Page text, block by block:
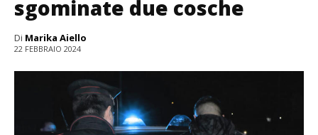
sgominate due cosche
Di Marika Aiello
22 FEBBRAIO 2024